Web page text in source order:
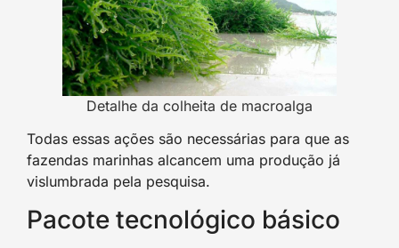
Detalhe da colheita de macroalga
Todas essas ações são necessárias para que as
fazendas marinhas alcancem uma produção já
vislumbrada pela pesquisa.
Pacote tecnológico básico